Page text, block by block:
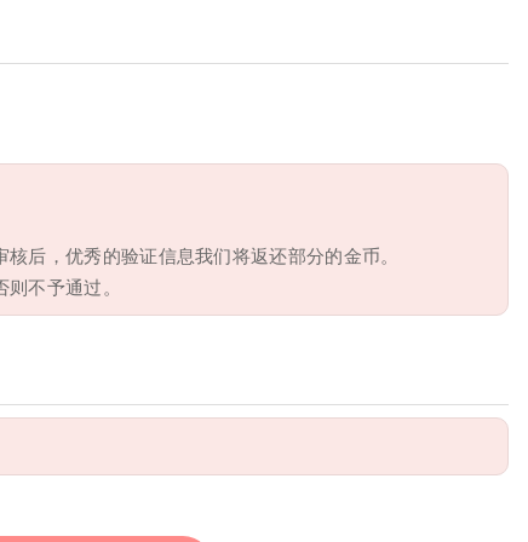
后，优秀的验证信息我们将返还部分的金币。
不予通过。